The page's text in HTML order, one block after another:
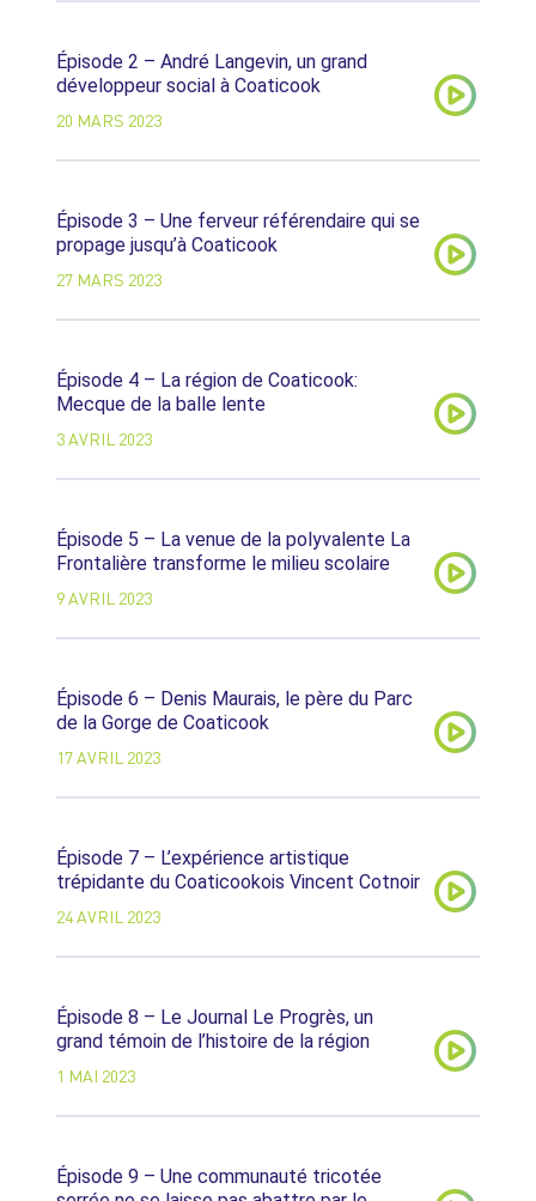
Épisode 2 – André Langevin, un grand
développeur social à Coaticook
20 MARS 2023
Épisode 3 – Une ferveur référendaire qui se
propage jusqu’à Coaticook
27 MARS 2023
Épisode 4 – La région de Coaticook:
Mecque de la balle lente
3 AVRIL 2023
Épisode 5 – La venue de la polyvalente La
Frontalière transforme le milieu scolaire
9 AVRIL 2023
Épisode 6 – Denis Maurais, le père du Parc
de la Gorge de Coaticook
17 AVRIL 2023
Épisode 7 – L’expérience artistique
trépidante du Coaticookois Vincent Cotnoir
24 AVRIL 2023
Épisode 8 – Le Journal Le Progrès, un
grand témoin de l’histoire de la région
1 MAI 2023
Épisode 9 – Une communauté tricotée